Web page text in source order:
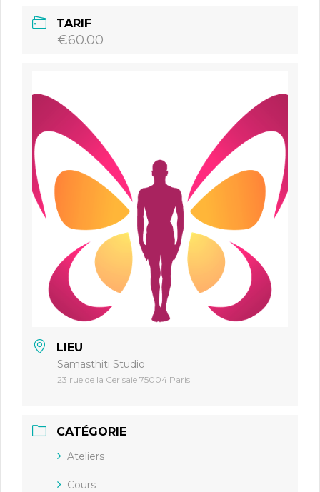
TARIF
€60.00
LIEU
Samasthiti Studio
23 rue de la Cerisaie 75004 Paris
CATÉGORIE
Ateliers
Cours